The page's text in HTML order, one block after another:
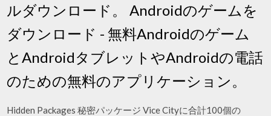
ルダウンロード。 Androidのゲームを
ダウンロード - 無料Androidのゲーム
とAndroidタブレットやAndroidの電話
のための無料のアプリケーション。
Hidden Packages 秘密パッケージ Vice Cityに合計100個の